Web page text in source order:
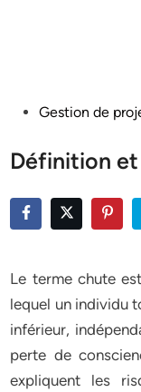
PostedGestion de
Définition et
Le terme chute
lequel un individu
inférieur,
perte de
expliquent les